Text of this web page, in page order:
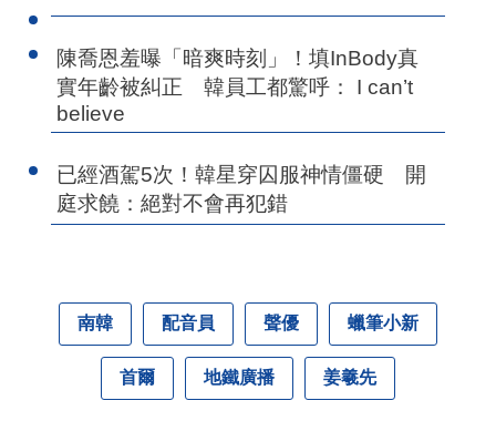
陳喬恩羞曝「暗爽時刻」！填InBody真
實年齡被糾正 韓員工都驚呼： I can’t
believe
已經酒駕5次！韓星穿囚服神情僵硬 開
庭求饒：絕對不會再犯錯
南韓 配音員 聲優 蠟筆小新
首爾 地鐵廣播 姜羲先